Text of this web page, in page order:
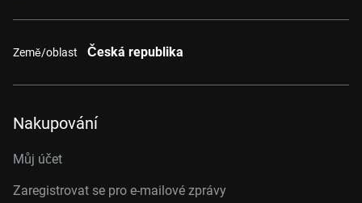
Země/oblast Česká republika
Nakupování
Můj účet
Zaregistrovat se pro e-mailové zprávy